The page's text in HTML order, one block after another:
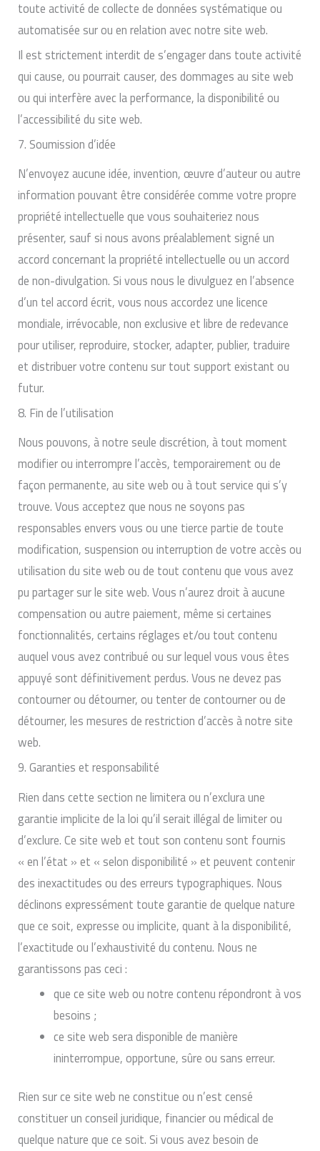
toute activité de collecte de données systématique ou
automatisée sur ou en relation avec notre site web.
Il est strictement interdit de s’engager dans toute activité
qui cause, ou pourrait causer, des dommages au site web
ou qui interfère avec la performance, la disponibilité ou
l’accessibilité du site web.
7. Soumission d’idée
N’envoyez aucune idée, invention, œuvre d’auteur ou autre
information pouvant être considérée comme votre propre
propriété intellectuelle que vous souhaiteriez nous
présenter, sauf si nous avons préalablement signé un
accord concernant la propriété intellectuelle ou un accord
de non-divulgation. Si vous nous le divulguez en l’absence
d’un tel accord écrit, vous nous accordez une licence
mondiale, irrévocable, non exclusive et libre de redevance
pour utiliser, reproduire, stocker, adapter, publier, traduire
et distribuer votre contenu sur tout support existant ou
futur.
8. Fin de l’utilisation
Nous pouvons, à notre seule discrétion, à tout moment
modifier ou interrompre l’accès, temporairement ou de
façon permanente, au site web ou à tout service qui s’y
trouve. Vous acceptez que nous ne soyons pas
responsables envers vous ou une tierce partie de toute
modification, suspension ou interruption de votre accès ou
utilisation du site web ou de tout contenu que vous avez
pu partager sur le site web. Vous n’aurez droit à aucune
compensation ou autre paiement, même si certaines
fonctionnalités, certains réglages et/ou tout contenu
auquel vous avez contribué ou sur lequel vous vous êtes
appuyé sont définitivement perdus. Vous ne devez pas
contourner ou détourner, ou tenter de contourner ou de
détourner, les mesures de restriction d’accès à notre site
web.
9. Garanties et responsabilité
Rien dans cette section ne limitera ou n’exclura une
garantie implicite de la loi qu’il serait illégal de limiter ou
d’exclure. Ce site web et tout son contenu sont fournis
« en l’état » et « selon disponibilité » et peuvent contenir
des inexactitudes ou des erreurs typographiques. Nous
déclinons expressément toute garantie de quelque nature
que ce soit, expresse ou implicite, quant à la disponibilité,
l’exactitude ou l’exhaustivité du contenu. Nous ne
garantissons pas ceci :
que ce site web ou notre contenu répondront à vos
besoins ;
ce site web sera disponible de manière
ininterrompue, opportune, sûre ou sans erreur.
Rien sur ce site web ne constitue ou n’est censé
constituer un conseil juridique, financier ou médical de
quelque nature que ce soit. Si vous avez besoin de